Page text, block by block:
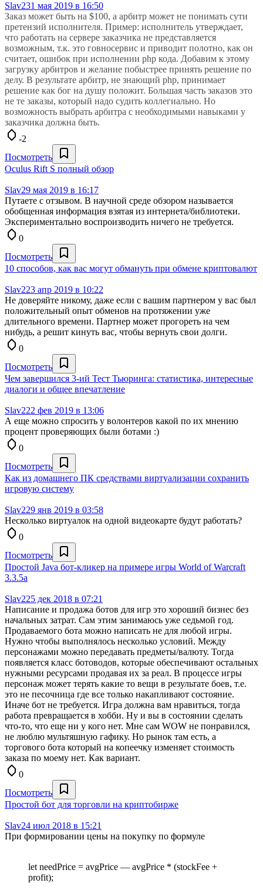
Slav231 мая 2019 в 16:50
Заказ может быть на $100, а арбитр может не понимать сути
претензий исполнителя. Пример: исполнитель утверждает,
что работать на сервере заказчика не представляется
возможным, т.к. это говносервис и приводит полотно, как он
считает, ошибок при исполнении php кода. Добавим к этому
загрузку арбитров и желание побыстрее принять решение по
делу. В результате арбитр, не знающий php, принимает
решение как бог на душу положит. Большая часть заказов это
не те заказы, который надо судить коллегиально. Но
возможность выбрать арбитра с необходимыми навыками у
заказчика должна быть.
-2
Посмотреть
Oculus Rift S полный обзор
Slav29 мая 2019 в 16:17
Путаете с отзывом. В научной среде обзором называется
обобщенная информация взятая из интернета/библиотеки.
Экспериментально воспроизводить ничего не требуется.
0
Посмотреть
10 способов, как вас могут обмануть при обмене криптовалют
Slav223 апр 2019 в 10:22
Не доверяйте никому, даже если с вашим партнером у вас был
положительный опыт обменов на протяжении уже
длительного времени. Партнер может прогореть на чем
нибудь, а решит кинуть вас, чтобы вернуть свои долги.
0
Посмотреть
Чем завершился 3-ий Тест Тьюринга: статистика, интересные
диалоги и общее впечатление
Slav222 фев 2019 в 13:06
А еще можно спросить у волонтеров какой по их мнению
процент проверяющих были ботами :)
0
Посмотреть
Как из домашнего ПК средствами виртуализации сохранить
игровую систему
Slav229 янв 2019 в 03:58
Несколько виртуалок на одной видеокарте будут работать?
0
Посмотреть
Простой Java бот-кликер на примере игры World of Warcraft
3.3.5a
Slav225 дек 2018 в 07:21
Написание и продажа ботов для игр это хороший бизнес без
начальных затрат. Сам этим занимаюсь уже седьмой год.
Продаваемого бота можно написать не для любой игры.
Нужно чтобы выполнялось несколько условий. Между
персонажами можно передавать предметы/валюту. Тогда
появляется класс ботоводов, которые обеспечивают остальных
нужными ресурсами продавая их за реал. В процессе игры
персонаж может терять какие то вещи в результате боев, т.е.
это не песочница где все только накапливают состояние.
Иначе бот не требуется. Игра должна вам нравиться, тогда
работа превращается в хобби. Ну и вы в состоянии сделать
что-то, что еще ни у кого нет. Мне сам WOW не понравился,
не люблю мультяшную гафику. Но рынок там есть, а
торгового бота который на копеечку изменяет стоимость
заказа по моему нет. Как вариант.
0
Посмотреть
Простой бот для торговли на криптобирже
Slav24 июл 2018 в 15:21
При формировании цены на покупку по формуле
let needPrice = avgPrice — avgPrice * (stockFee +
profit);